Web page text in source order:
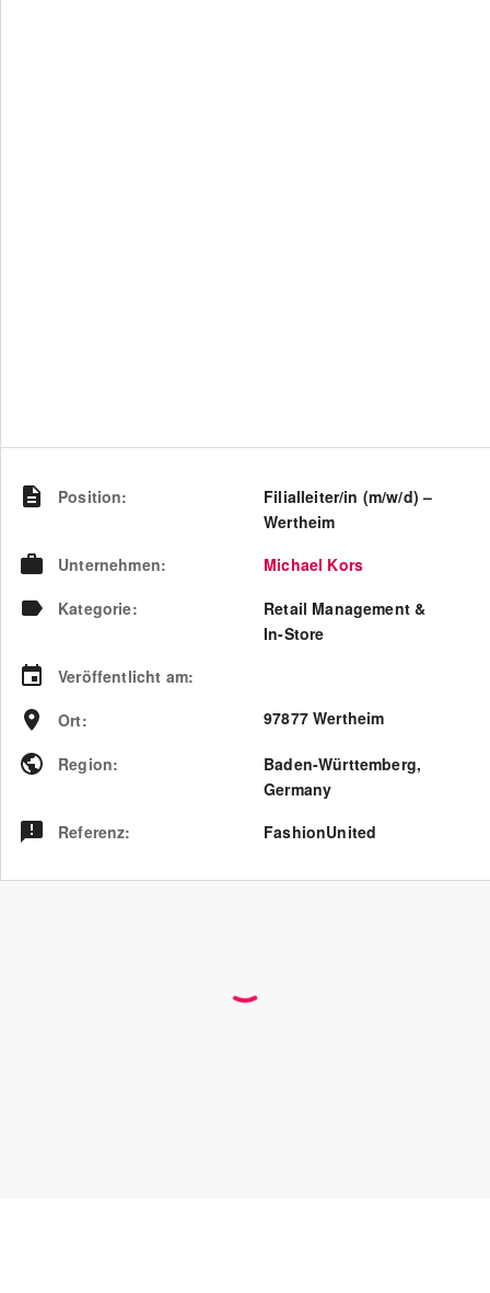
Position:
Filialleiter/in (m/w/d) –
Wertheim
Unternehmen:
Michael Kors
Kategorie:
Retail Management &
In-Store
Veröffentlicht am:
Ort: 97877 Wertheim
Region: Baden-Württemberg,
Germany
Referenz: FashionUnited